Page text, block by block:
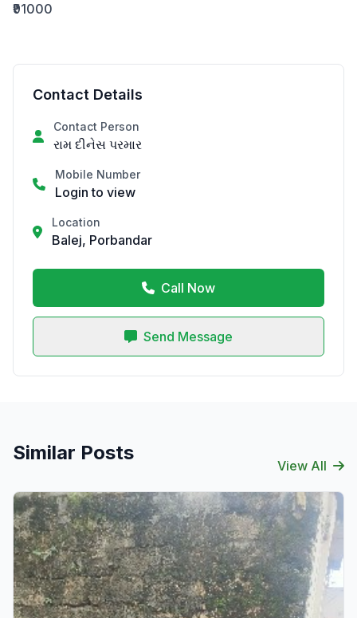
₹91000
Contact Details
Contact Person
રામ દીનેસ પરમાર
Mobile Number
Login to view
Location
Balej, Porbandar
Call Now
Send Message
Similar Posts
View All